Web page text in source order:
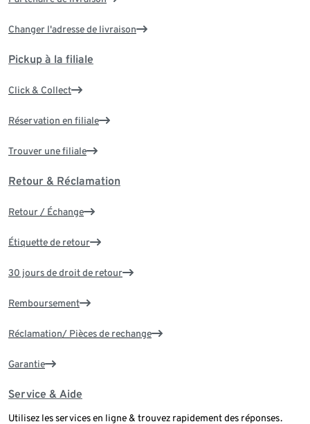
Changer l'adresse de livraison
Pickup à la filiale
Click & Collect
Réservation en filiale
Trouver une filiale
Retour & Réclamation
Retour / Échange
Étiquette de retour
30 jours de droit de retour
Remboursement
Réclamation/ Pièces de rechange
Garantie
Service & Aide
Utilisez les services en ligne & trouvez rapidement des réponses.